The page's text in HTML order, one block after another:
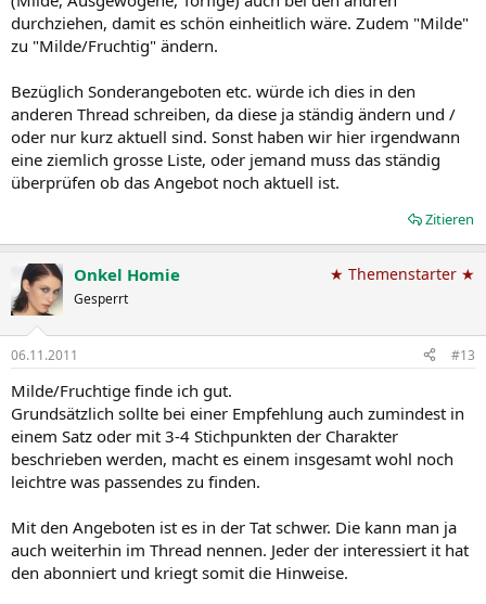
durchziehen, damit es schön einheitlich wäre. Zudem "Milde"
zu "Milde/Fruchtig" ändern.
Bezüglich Sonderangeboten etc. würde ich dies in den
anderen Thread schreiben, da diese ja ständig ändern und /
oder nur kurz aktuell sind. Sonst haben wir hier irgendwann
eine ziemlich grosse Liste, oder jemand muss das ständig
überprüfen ob das Angebot noch aktuell ist.
Zitieren
Onkel Homie
Gesperrt
★ Themenstarter ★
06.11.2011 #13
Milde/Fruchtige finde ich gut.
Grundsätzlich sollte bei einer Empfehlung auch zumindest in
einem Satz oder mit 3-4 Stichpunkten der Charakter
beschrieben werden, macht es einem insgesamt wohl noch
leichtre was passendes zu finden.
Mit den Angeboten ist es in der Tat schwer. Die kann man ja
auch weiterhin im Thread nennen. Jeder der interessiert it hat
den abonniert und kriegt somit die Hinweise.